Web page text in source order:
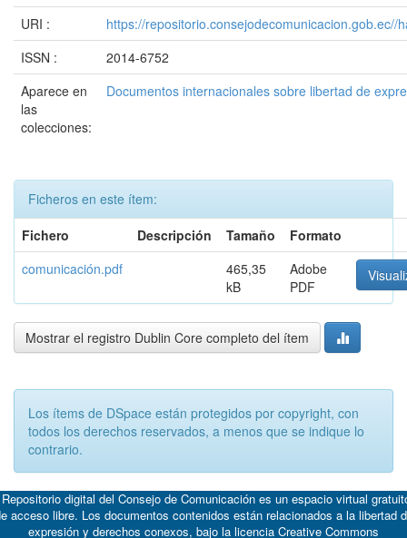
URI :
https://repositorio.consejodecomunicacion.gob.ec//
ISSN :
2014-6752
Aparece en
las
colecciones:
Documentos internacionales sobre libertad de
Ficheros en este ítem:
Fichero
Descripción Tamaño
Formato
comunicación.pdf
465,35
kB
Adobe
PDF
Mostrar el registro Dublin Core completo del ítem
Los ítems de DSpace están protegidos por copyright, con
todos los derechos reservados, a menos que se indique lo
contrario.
digital del Consejo de Comunicación es un espacio virtual
acceso libre. Los documentos contenidos están relacionados a la libertad
expresión y derechos conexos, bajo la licencia Creative Commons